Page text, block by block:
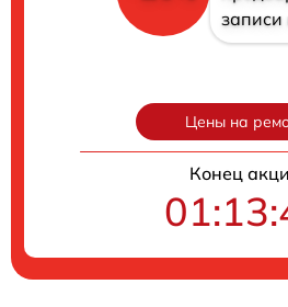
записи
Цены на
Конец